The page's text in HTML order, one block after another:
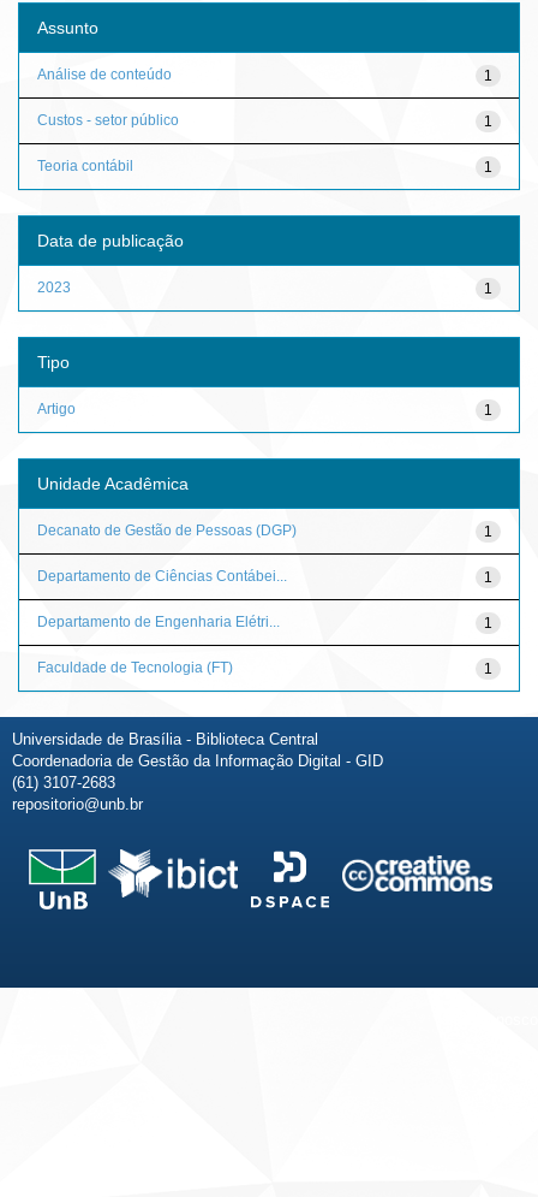
Assunto
1
Análise de conteúdo
1
Custos - setor público
1
Teoria contábil
Data de publicação
1
2023
Tipo
1
Artigo
Unidade Acadêmica
1
Decanato de Gestão de Pessoas (DGP)
1
Departamento de Ciências Contábei...
1
Departamento de Engenharia Elétri...
1
Faculdade de Tecnologia (FT)
Universidade de Brasília - Biblioteca Central
Coordenadoria de Gestão da Informação Digital - GID
(61) 3107-2683
repositorio@unb.br